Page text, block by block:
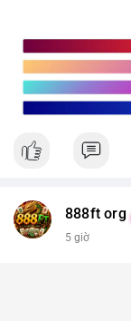
888ft org
5 giờ